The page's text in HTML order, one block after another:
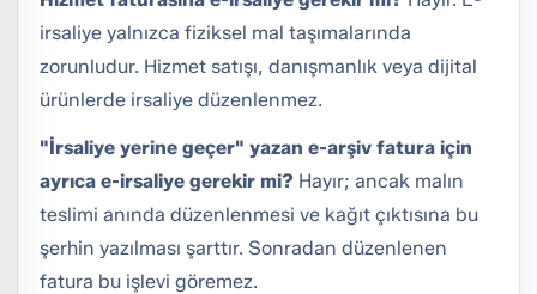
irsaliye yalnızca fiziksel mal taşımalarında
zorunludur. Hizmet satışı, danışmanlık veya dijital
ürünlerde irsaliye düzenlenmez.
"İrsaliye yerine geçer" yazan e-arşiv fatura için
ayrıca e-irsaliye gerekir mi? Hayır; ancak malın
teslimi anında düzenlenmesi ve kağıt çıktısına bu
şerhin yazılması şarttır. Sonradan düzenlenen
fatura bu işlevi göremez.